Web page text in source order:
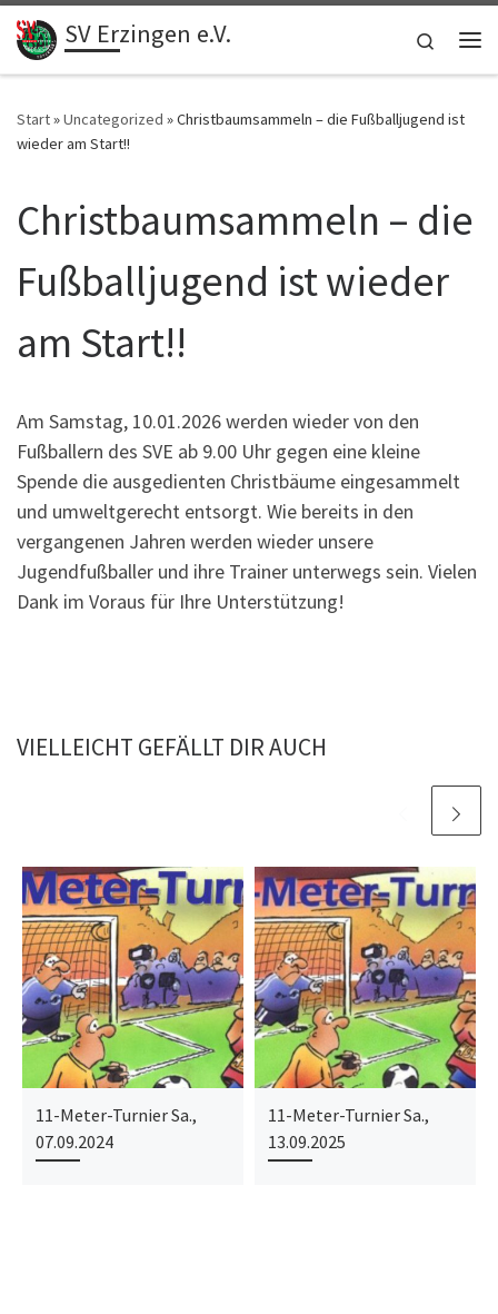
Zum Inhalt springen
SV Erzingen e.V.
Search
Start»Uncategorized »Christbaumsammeln – die Fußballjugend ist
wieder am Start!!
Christbaumsammeln – die
Fußballjugend ist wieder
am Start!!
Am Samstag, 10.01.2026 werden wieder von den
Fußballern des SVE ab 9.00 Uhr gegen eine kleine
Spende die ausgedienten Christbäume eingesammelt
und umweltgerecht entsorgt. Wie bereits in den
vergangenen Jahren werden wieder unsere
Jugendfußballer und ihre Trainer unterwegs sein. Vielen
Dank im Voraus für Ihre Unterstützung!
VIELLEICHT GEFÄLLT DIR AUCH
11-Meter-Turnier Sa.,
07.09.2024
11-Meter-Turnier Sa.,
13.09.2025